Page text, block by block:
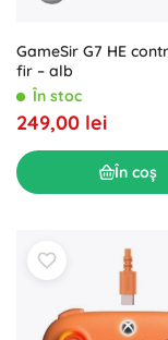
GameSir G7 HE
fir – alb
În stoc
249,00 lei
În coș